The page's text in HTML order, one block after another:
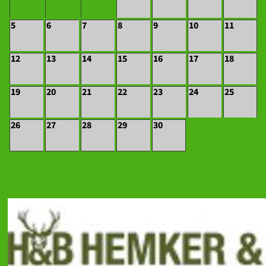
5 6 7 8 9 10 11
12 13 14 15 16 17 18
19 20 21 22 23 24 25
26 27 28 29 30